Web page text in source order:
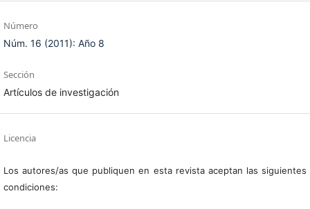
Número
Núm. 16 (2011): Año 8
Sección
Artículos de investigación
Licencia
Los autores/as que publiquen en esta revista aceptan las siguientes
condiciones: